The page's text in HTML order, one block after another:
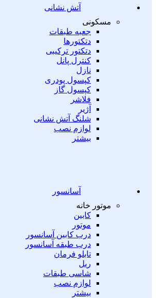
آتش نشانی
مسکونی
جعبه طبقات
دتکتورها
دتکتور ترکیبی
کنترل پانل
نازل
کپسول پودری
کپسول گاز
فلاشر
آژیر
شلنگ آتش نشانی
لوازم نصب
بیشتر
آسانسور
موتور خانه
کابین
موتور
درب کابین آسانسور
درب طبقه آسانسور
تابلو فرمان
ریل
شاسی طبقات
لوازم نصب
بیشتر